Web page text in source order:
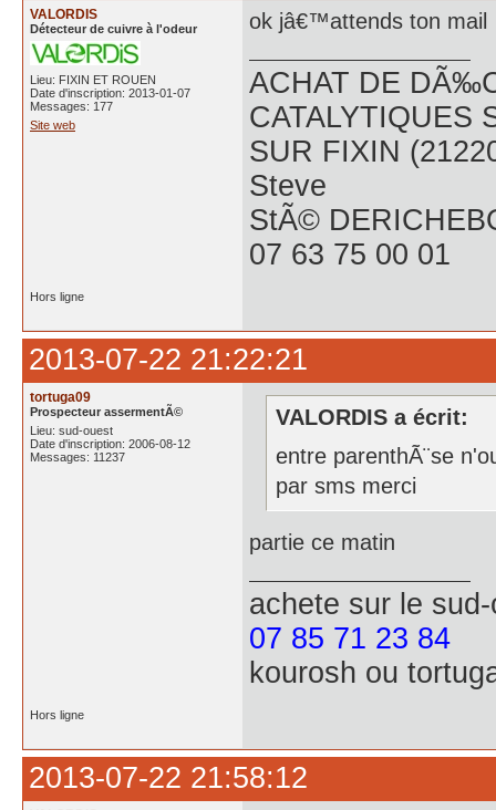
VALORDIS
Détecteur de cuivre à l'odeur
Lieu: FIXIN ET ROUEN
Date d'inscription: 2013-01-07
Messages: 177
Site web
ok jâ€™attends ton mail
ACHAT DE
CATALYTIQUES
SUR FIXIN
Steve
StÃ©
07 63 75 00 01
Hors ligne
2013-07-22 21:22:21
tortuga09
Prospecteur assermentÃ©
Lieu: sud-ouest
Date d'inscription: 2006-08-12
Messages: 11237
VALORDIS a écrit:
entre parenthÃ¨se
par sms merci
partie ce matin
achete sur le
07 85 71 23 84
kourosh ou
Hors ligne
2013-07-22 21:58:12